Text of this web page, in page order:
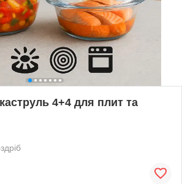
4+4 для плит та